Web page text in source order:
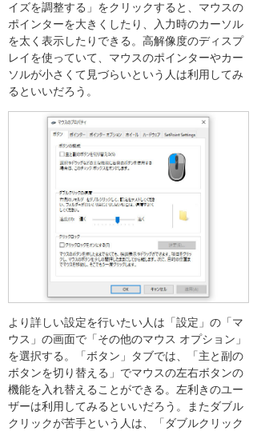
イズを調整する」をクリックすると、マウスの
ポインターを大きくしたり、入力時のカーソル
を太く表示したりできる。高解像度のディスプ
レイを使っていて、マウスのポインターやカー
ソルが小さくて見づらいという人は利用してみ
るといいだろう。
より詳しい設定を行いたい人は「設定」の「マ
ウス」の画面で「その他のマウス オプション」
を選択する。「ボタン」タブでは、「主と副の
ボタンを切り替える」でマウスの左右ボタンの
機能を入れ替えることができる。左利きのユー
ザーは利用してみるといいだろう。またダブル
クリックが苦手という人は、「ダブルクリック